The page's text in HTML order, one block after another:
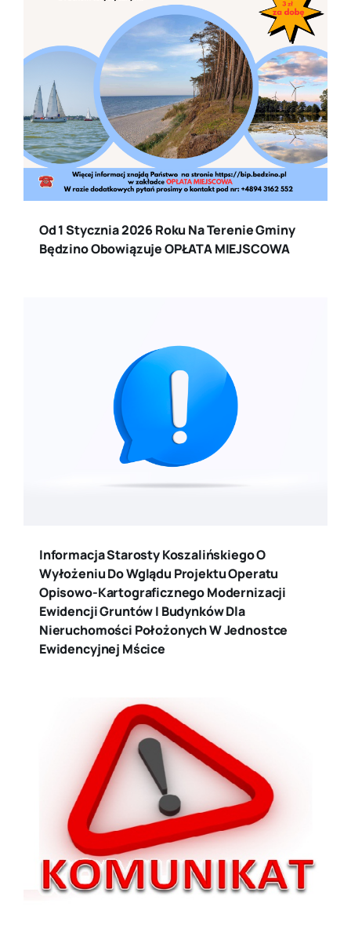
Od 1 Stycznia 2026 Roku Na Terenie Gminy
Będzino Obowiązuje OPŁATA MIEJSCOWA
Informacja Starosty Koszalińskiego O
Wyłożeniu Do Wglądu Projektu Operatu
Opisowo-Kartograficznego Modernizacji
Ewidencji Gruntów I Budynków Dla
Nieruchomości Położonych W Jednostce
Ewidencyjnej Mścice